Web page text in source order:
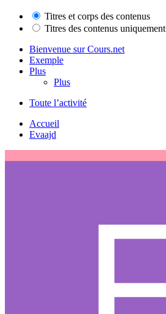
Titres et corps des contenus
Titres des contenus uniquement
Bienvenue sur Cours.net
Exemple
Plus
Plus
Toute l’activité
Accueil
Evaajd